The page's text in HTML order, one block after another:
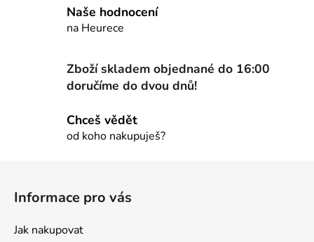
Naše hodnocení
na Heurece
Zboží skladem objednané do 16:00
doručíme do dvou dnů!
Chceš vědět
od koho nakupuješ?
Informace pro vás
Jak nakupovat